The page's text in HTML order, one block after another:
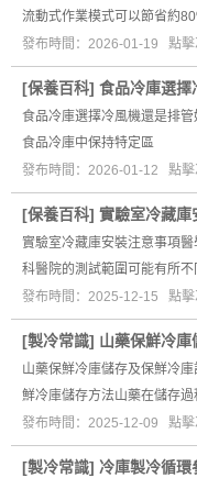
流動式作業模式可以節省約
發布時間：2026-01-19 點擊
[保養百科] 食品冷庫選擇
食品冷庫選擇冷風機還是排
食品冷庫中保持特定區
發布時間：2026-01-12 點擊
[保養百科] 實驗室冷藏庫
實驗室冷藏庫安裝注意事項
科醫院的測試範圍可能有所
發布時間：2025-12-15 點擊
[製冷常識] 山藥保鮮冷庫
山藥保鮮冷庫儲存及保鮮冷
鮮冷庫儲存方法山藥在儲存過
發布時間：2025-12-09 點擊
[製冷常識] 冷庫製冷循環